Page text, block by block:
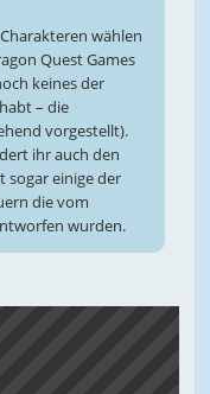
wählen
Quest Games
keines der
– die
vorgestellt).
ihr auch den
sogar einige der
die vom
wurden.